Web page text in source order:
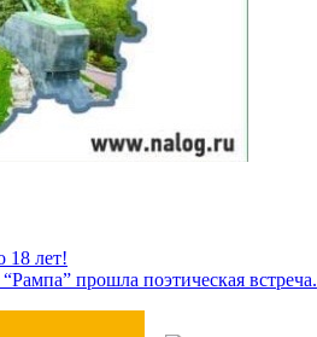
18 лет!
прошла поэтическая встреча.